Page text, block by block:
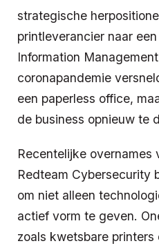
strategische
printleverancier naar
Information
coronapandemie
een paperless office,
de business opnieuw te
Recentelijke overnames
Redteam Cybersecurity
om niet alleen
actief vorm te geven.
zoals kwetsbare